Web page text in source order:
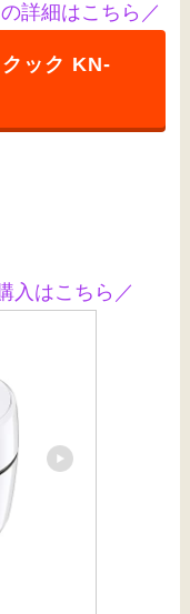
詳細はこちら ／
ック KN-
入はこちら／